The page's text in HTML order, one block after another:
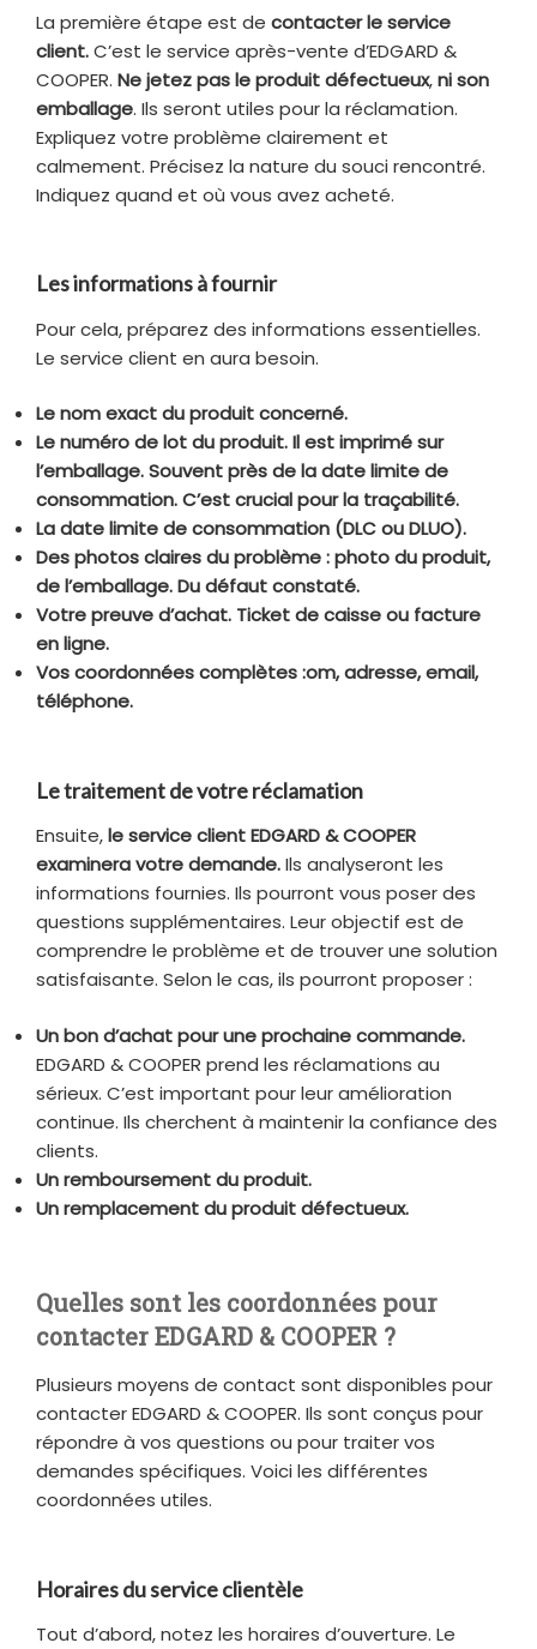
La première étape est de contacter le service
client.C’est le service après-vente d’EDGARD &
COOPER. Ne jetez pas le produit défectueux,ni son
emballage. Ils seront utiles pour la réclamation.
Expliquez votre problème clairement et
calmement. Précisez la nature du souci rencontré.
Indiquez quand et où vous avez acheté.
Les informations à fournir
Pour cela, préparez des informations essentielles.
Le service client en aura besoin.
Le nom exact du produit concerné.
Le numéro de lot du produit. Il est imprimé sur
l’emballage. Souvent près de la date limite de
consommation. C’est crucial pour la traçabilité.
La date limite de consommation (DLC ou DLUO).
Des photos claires du problème : photo du produit,
de l’emballage. Du défaut constaté.
Votre preuve d’achat. Ticket de caisse ou facture
en ligne.
Vos coordonnées complètes :om, adresse, email,
téléphone.
Le traitement de votre réclamation
Ensuite,le service client EDGARD & COOPER
examinera votre demande.Ils analyseront les
informations fournies. Ils pourront vous poser des
questions supplémentaires. Leur objectif est de
comprendre le problème et de trouver une solution
satisfaisante. Selon le cas, ils pourront proposer :
Un bon d’achat pour une prochaine commande.
EDGARD & COOPER prend les réclamations au
sérieux. C’est important pour leur amélioration
continue. Ils cherchent à maintenir la confiance des
clients.
Un remboursement du produit.
Un remplacement du produit défectueux.
Quelles sont les coordonnées pour
contacter EDGARD & COOPER ?
Plusieurs moyens de contact sont disponibles pour
contacter EDGARD & COOPER. Ils sont conçus pour
répondre à vos questions ou pour traiter vos
demandes spécifiques. Voici les différentes
coordonnées utiles.
Horaires du service clientèle
Tout d’abord, notez les horaires d’ouverture. Le